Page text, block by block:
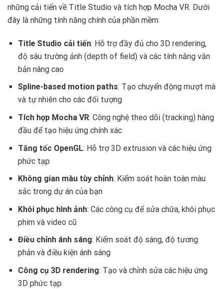
những cải tiến về Title Studio và tích hợp Mocha VR. Dưới
đây là những tính năng chính của phần mềm:
Title Studio cải tiến: Hỗ trợ đầy đủ cho 3D rendering,
độ sâu trường ảnh (depth of field) và các tính năng văn
bản nâng cao
Spline-based motion paths: Tạo chuyển động mượt mà
và tự nhiên cho các đối tượng
Tích hợp Mocha VR: Công nghệ theo dõi (tracking) hàng
đầu để tạo hiệu ứng chính xác
Tăng tốc OpenGL: Hỗ trợ 3D extrusion và các hiệu ứng
phức tạp
Không gian màu tùy chỉnh: Kiểm soát hoàn toàn màu
sắc trong dự án của bạn
Khôi phục hình ảnh: Các công cụ để sửa chữa, khôi phục
phim và video cũ
Điều chỉnh ánh sáng: Kiểm soát độ sáng, độ tương
phản và điều kiện ánh sáng
Công cụ 3D rendering: Tạo và chỉnh sửa các hiệu ứng
3D phức tạp